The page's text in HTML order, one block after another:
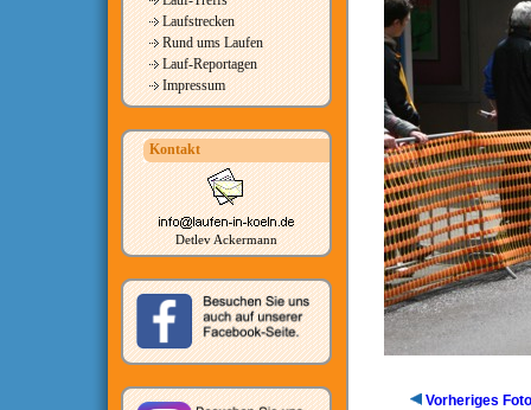
Laufstrecken
Rund ums Laufen
Lauf-Reportagen
Impressum
Kontakt
Detlev Ackermann
Vorheriges Foto